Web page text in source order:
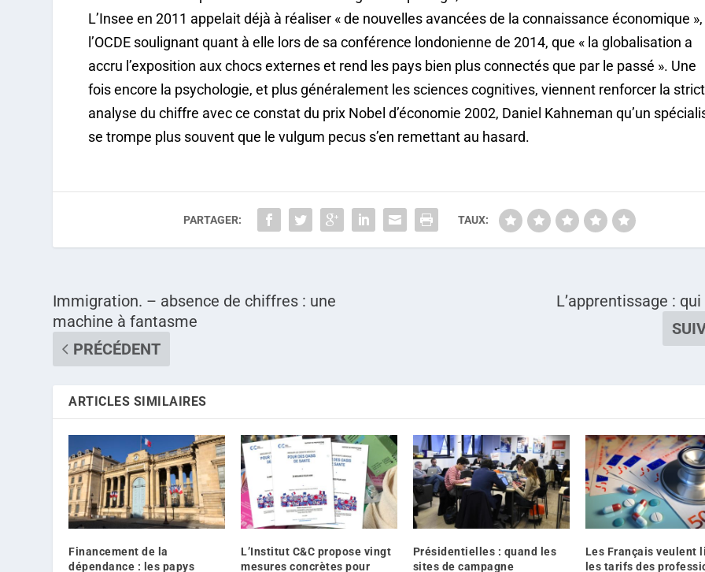
L’Insee en 2011 appelait déjà à réaliser « de nouvelles avancées de la connaissance économique »,
l’OCDE soulignant quant à elle lors de sa conférence londonienne de 2014, que « la globalisation a
accru l’exposition aux chocs externes et rend les pays bien plus connectés que par le passé ». Une
fois encore la psychologie, et plus généralement les sciences cognitives, viennent renforcer la
analyse du chiffre avec ce constat du prix Nobel d’économie 2002, Daniel Kahneman qu’un
se trompe plus souvent que le vulgum pecus s’en remettant au hasard.
PARTAGER: TAUX:
Immigration. – absence de chiffres : une
machine à fantasme
PRÉCÉDENT
L’apprentissage :
ARTICLES SIMILAIRES
Financement de la
dépendance : les papys
L’Institut C&C propose vingt
mesures concrètes pour
Présidentielles : quand les
sites de campagne
Les Français veulent
les tarifs des